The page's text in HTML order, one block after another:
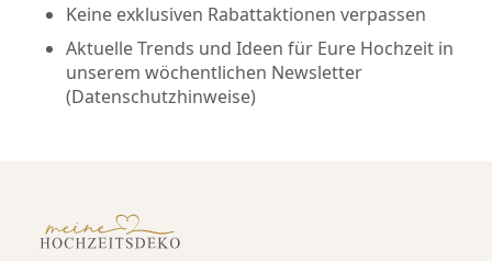
Keine exklusiven Rabattaktionen verpassen
Aktuelle Trends und Ideen für Eure Hochzeit in
unserem wöchentlichen Newsletter
(Datenschutzhinweise)